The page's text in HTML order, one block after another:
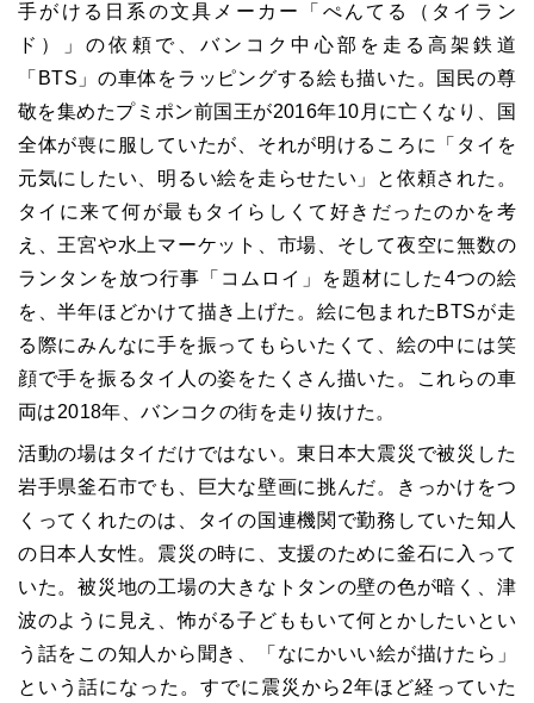
手がける日系の文具メーカー「ぺんてる（タイラン
ド）」の依頼で、バンコク中心部を走る高架鉄道
「BTS」の車体をラッピングする絵も描いた。国民の尊
敬を集めたプミポン前国王が2016年10月に亡くなり、国
全体が喪に服していたが、それが明けるころに「タイを
元気にしたい、明るい絵を走らせたい」と依頼された。
タイに来て何が最もタイらしくて好きだったのかを考
え、王宮や水上マーケット、市場、そして夜空に無数の
ランタンを放つ行事「コムロイ」を題材にした4つの絵
を、半年ほどかけて描き上げた。絵に包まれたBTSが走
る際にみんなに手を振ってもらいたくて、絵の中には笑
顔で手を振るタイ人の姿をたくさん描いた。これらの車
両は2018年、バンコクの街を走り抜けた。
活動の場はタイだけではない。東日本大震災で被災した
岩手県釜石市でも、巨大な壁画に挑んだ。きっかけをつ
くってくれたのは、タイの国連機関で勤務していた知人
の日本人女性。震災の時に、支援のために釜石に入って
いた。被災地の工場の大きなトタンの壁の色が暗く、津
波のように見え、怖がる子どももいて何とかしたいとい
う話をこの知人から聞き、「なにかいい絵が描けたら」
という話になった。すでに震災から2年ほど経っていた